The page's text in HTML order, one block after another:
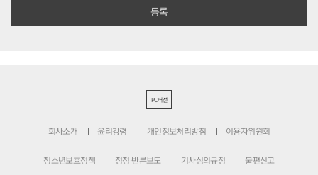
PC버전
회사소개 윤리강령 개인정보처리방침 이용자위원회
청소년보호정책 정정·반론보도 기사심의규정 불편신고